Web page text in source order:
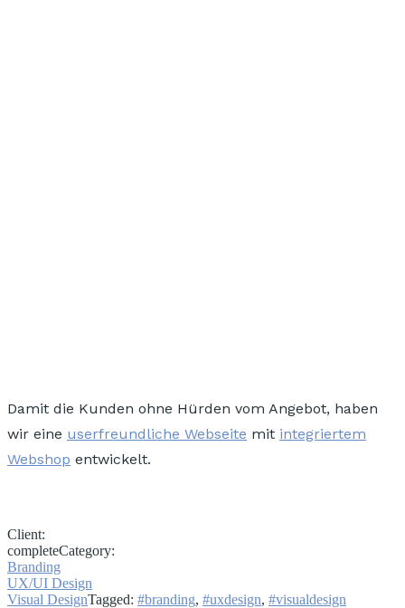
Damit die Kunden ohne Hürden vom Angebot, haben
wir eine userfreundliche Webseite mit integriertem
Webshop entwickelt.
Client:
completeCategory:
Branding
UX/UI Design
Visual DesignTagged: #branding, #uxdesign, #visualdesign